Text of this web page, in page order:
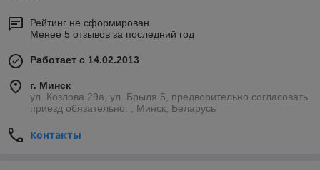
Рейтинг не сформирован
Менее 5 отзывов за последний год
Работает с 14.02.2013
г. Минск
ул. Козлова 29а, ул. Брыля 5, предворительно согласовать
приезд обязательно. , Минск, Беларусь
Контакты